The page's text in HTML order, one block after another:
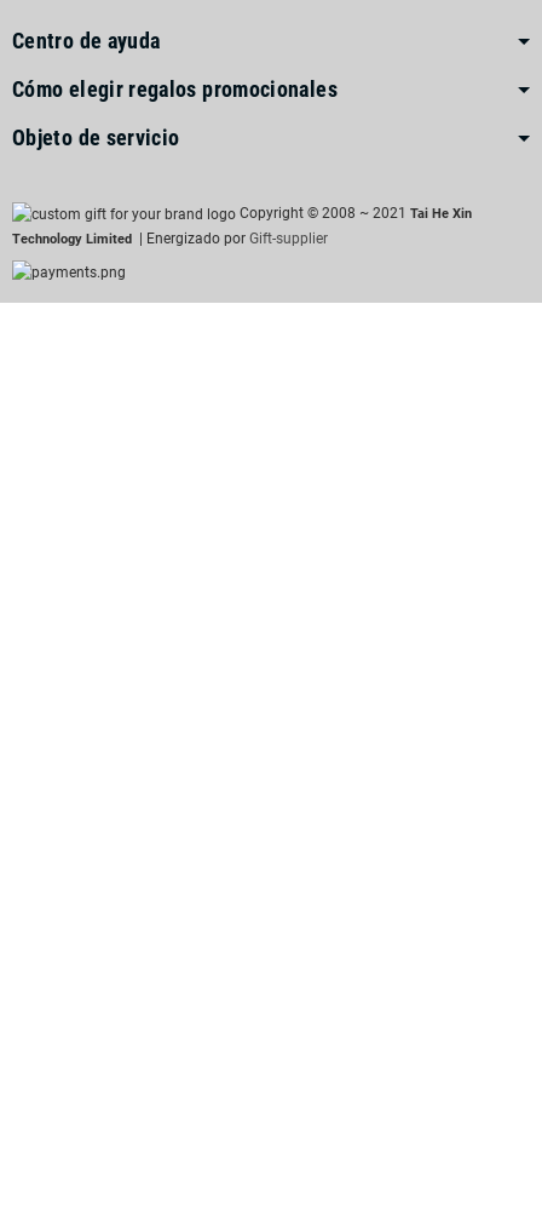
Centro de ayuda
Cómo elegir regalos promocionales
Objeto de servicio
Copyright © 2008 ~ 2021 Tai He Xin
Technology Limited | Energizado por Gift-supplier